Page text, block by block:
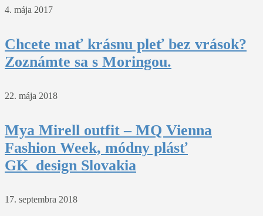
4. mája 2017
Chcete mať krásnu pleť bez vrások?
Zoznámte sa s Moringou.
22. mája 2018
Mya Mirell outfit – MQ Vienna
Fashion Week, módny plásť
GK_design Slovakia
17. septembra 2018